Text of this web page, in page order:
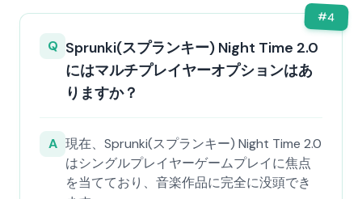
#4
Q Sprunki(スプランキー) Night Time 2.0
にはマルチプレイヤーオプションはあ
りますか？
A 現在、Sprunki(スプランキー) Night Time 2.0
はシングルプレイヤーゲームプレイに焦点
を当てており、音楽作品に完全に没頭でき